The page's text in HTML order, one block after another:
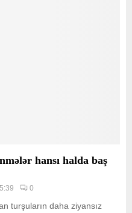
hansı halda baş
0
turşuların daha ziyansız